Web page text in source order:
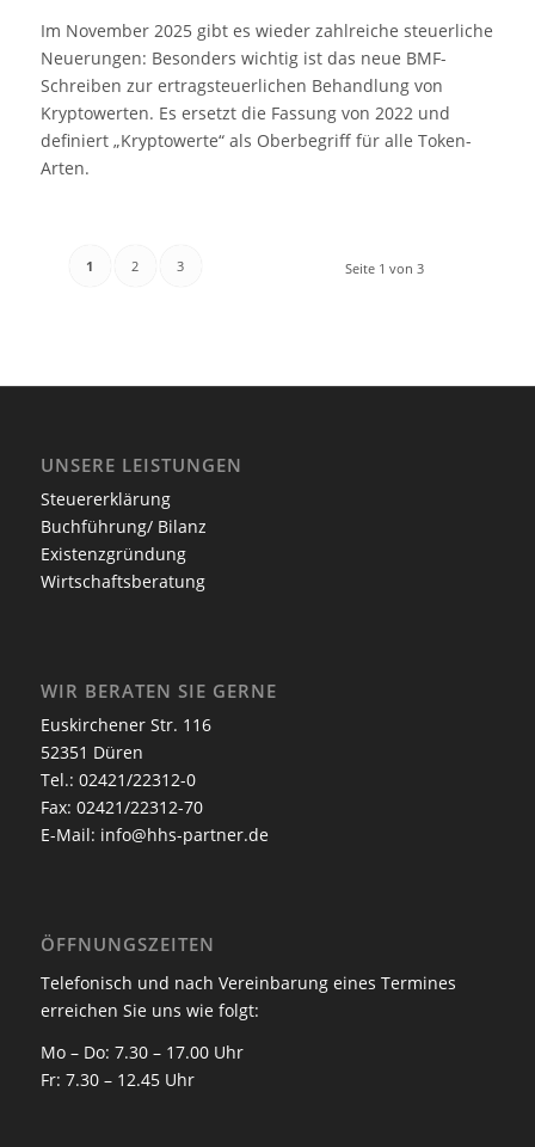
Im November 2025 gibt es wieder zahlreiche steuerliche
Neuerungen: Besonders wichtig ist das neue BMF-
Schreiben zur ertragsteuerlichen Behandlung von
Kryptowerten. Es ersetzt die Fassung von 2022 und
definiert „Kryptowerte“ als Oberbegriff für alle Token-
Arten.
Seite 1 von 3
1 2 3
UNSERE LEISTUNGEN
Steuererklärung
Buchführung/ Bilanz
Existenzgründung
Wirtschaftsberatung
WIR BERATEN SIE GERNE
Euskirchener Str. 116
52351 Düren
Tel.: 02421/22312-0
Fax: 02421/22312-70
E-Mail: info@hhs-partner.de
ÖFFNUNGSZEITEN
Telefonisch und nach Vereinbarung eines Termines
erreichen Sie uns wie folgt:
Mo – Do: 7.30 – 17.00 Uhr
Fr: 7.30 – 12.45 Uhr